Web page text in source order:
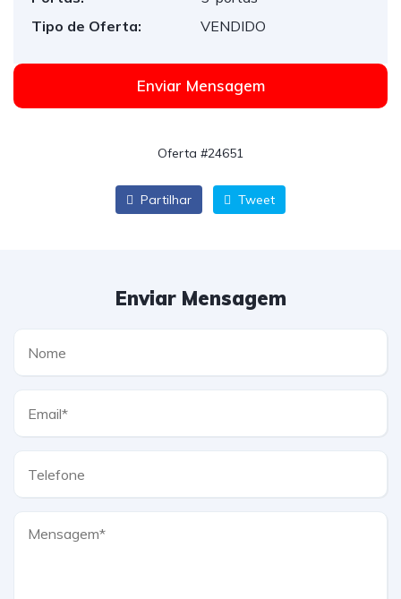
Tipo de Oferta:
VENDIDO
Enviar Mensagem
Oferta #24651
Partilhar Tweet
Enviar Mensagem